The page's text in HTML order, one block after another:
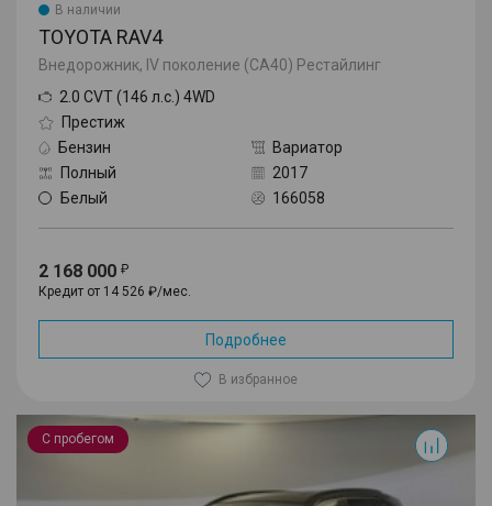
В наличии
TOYOTA RAV4
Внедорожник, IV поколение (CA40) Рестайлинг
2.0 CVT (146 л.с.) 4WD
Престиж
Бензин
Вариатор
Полный
2017
Белый
166058
2 168 000
Кредит от 14 526 ₽/мес.
Подробнее
В избранное
С пробегом
RAV4